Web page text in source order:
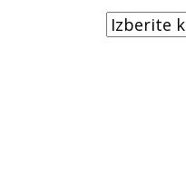
Kategorije